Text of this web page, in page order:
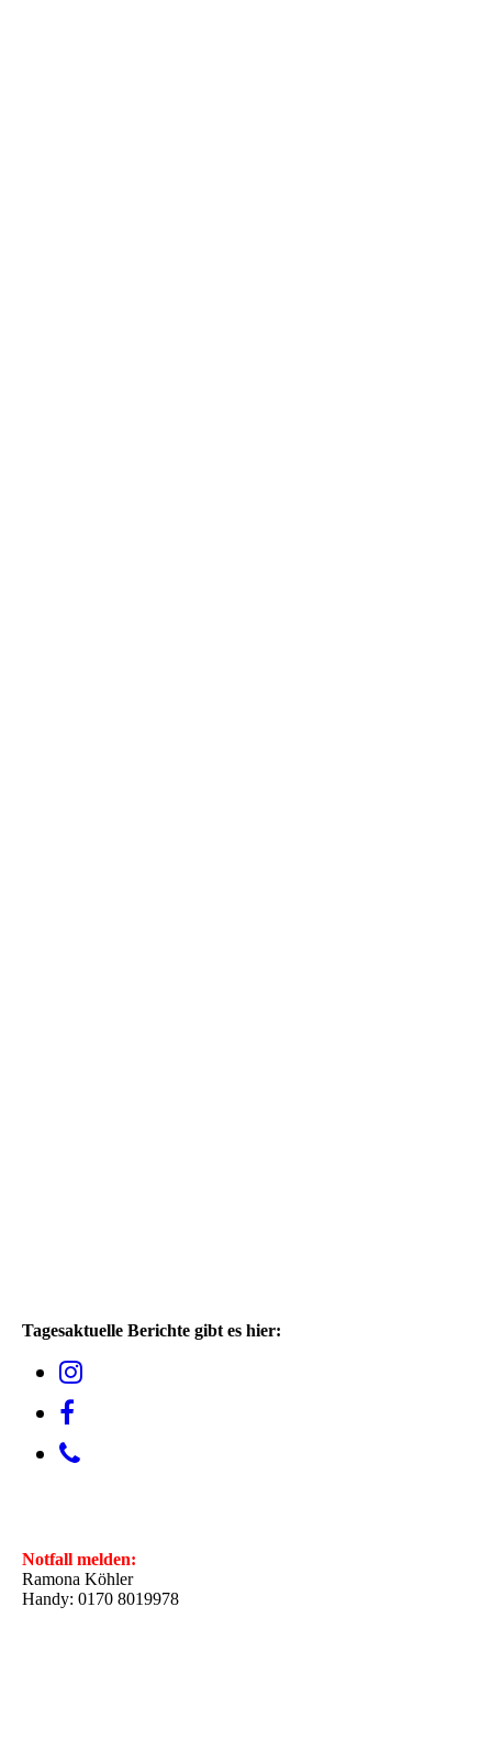
Tagesaktuelle Berichte gibt es hier:
Notfall melden:
Ramona Köhler
Handy: 0170 8019978